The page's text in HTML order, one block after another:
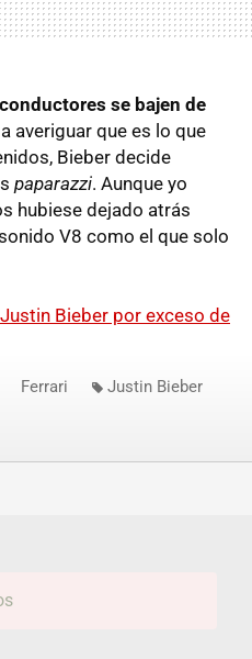
se bajen de
a averiguar que es lo que
Bieber decide
paparazzi. Aunque yo
hubiese dejado atrás
V8 como el que solo
Bieber por exceso de
Ferrari Justin Bieber